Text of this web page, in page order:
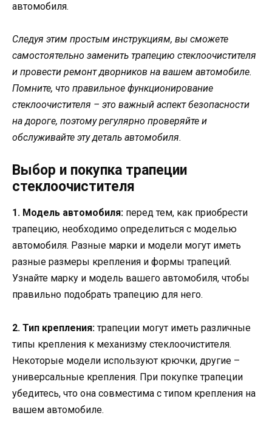
автомобиля.
Следуя этим простым инструкциям, вы сможете
самостоятельно заменить трапецию стеклоочистителя
и провести ремонт дворников на вашем автомобиле.
Помните, что правильное функционирование
стеклоочистителя – это важный аспект безопасности
на дороге, поэтому регулярно проверяйте и
обслуживайте эту деталь автомобиля.
Выбор и покупка трапеции
стеклоочистителя
1. Модель автомобиля: перед тем, как приобрести
трапецию, необходимо определиться с моделью
автомобиля. Разные марки и модели могут иметь
разные размеры крепления и формы трапеций.
Узнайте марку и модель вашего автомобиля, чтобы
правильно подобрать трапецию для него.
2. Тип крепления: трапеции могут иметь различные
типы крепления к механизму стеклоочистителя.
Некоторые модели используют крючки, другие –
универсальные крепления. При покупке трапеции
убедитесь, что она совместима с типом крепления на
вашем автомобиле.